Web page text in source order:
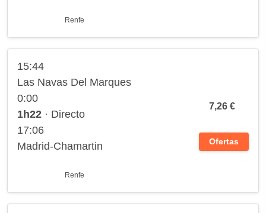
Renfe
15:44
Las Navas Del Marques
0:00
1h22 · Directo
17:06
Madrid-Chamartin
Renfe
7,26 €
Ofertas